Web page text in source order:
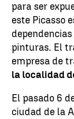
para ser
este Picasso
pinturas. El
empresa de
la localidad
El pasado 6
ciudad de la